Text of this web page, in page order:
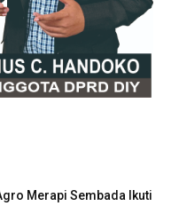
Merapi Sembada Ikuti